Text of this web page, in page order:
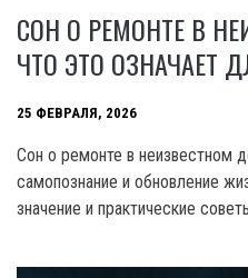
СОН О РЕМОНТЕ В
ЧТО ЭТО ОЗНАЧАЕТ
25 ФЕВРАЛЯ, 2026
Сон о ремонте в неизвестном
самопознание и обновление
значение и практические